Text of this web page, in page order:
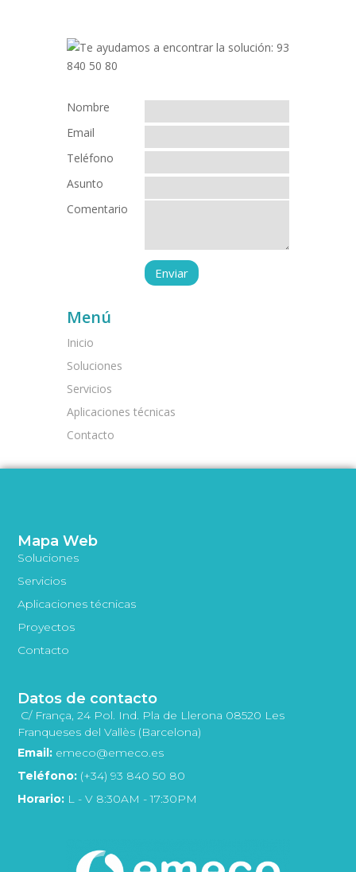
Nombre
Email
Teléfono
Asunto
Comentario
Menú
Inicio
Soluciones
Servicios
Aplicaciones técnicas
Contacto
Mapa Web
Soluciones
Servicios
Aplicaciones técnicas
Proyectos
Contacto
Datos de contacto
C/ França, 24 Pol. Ind. Pla de Llerona 08520 Les
Franqueses del Vallès (Barcelona)
Email: emeco@emeco.es
Teléfono: (+34) 93 840 50 80
Horario: L - V 8:30AM - 17:30PM